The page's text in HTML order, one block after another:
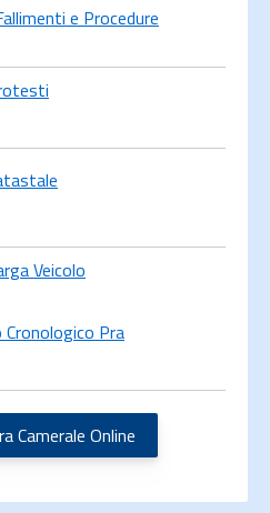
e Procedure
Veicolo
Pra
Camerale Online